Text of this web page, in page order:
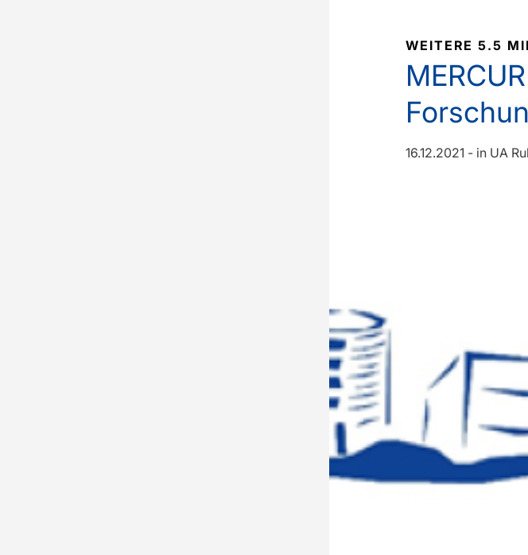
WEITERE 5.5
16.12.2021 - in UA